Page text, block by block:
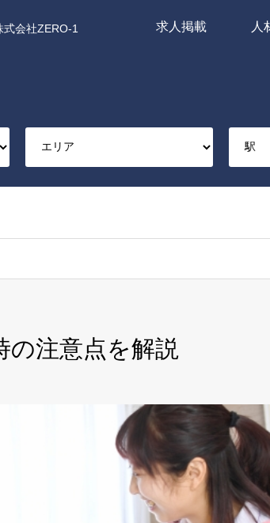
式会社ZERO-1 求人掲載 人
の注意点を解説